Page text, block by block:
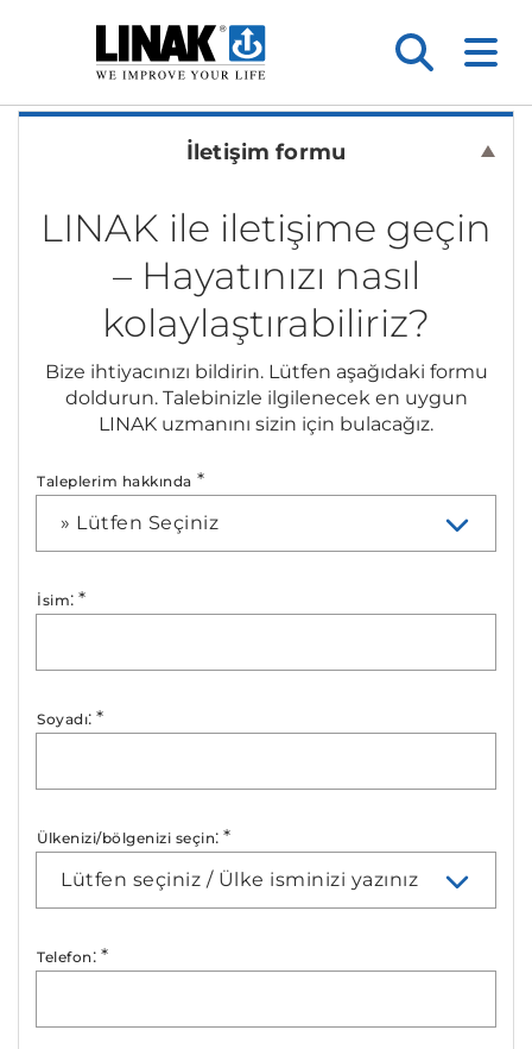
İletişim formu
LINAK ile iletişime geçin
– Hayatınızı nasıl
kolaylaştırabiliriz?
Bize ihtiyacınızı bildirin. Lütfen aşağıdaki formu
doldurun. Talebinizle ilgilenecek en uygun
LINAK uzmanını sizin için bulacağız.
Taleplerim hakkında *
» Lütfen Seçiniz
İsim: *
Soyadı: *
Ülkenizi/bölgenizi seçin: *
Lütfen seçiniz / Ülke isminizi yazınız
Telefon: *